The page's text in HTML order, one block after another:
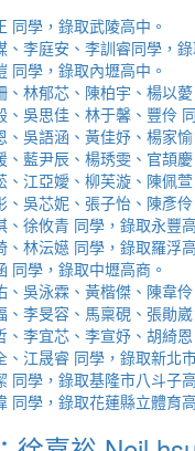
同學，錄取武陵高中。
李庭安、李訓睿同學，
同學，錄取內壢高中。
林郁芯、陳柏宇、楊以
吳思佳、林于馨、豐伶
吳語涵、黃佳妤、楊家
藍尹辰、楊琇雯、官頡
江亞嬡、柳芙漩、陳佩
吳芯妮、張子怡、陳彥
徐攸青 同學，錄取永豐
林沄嬨 同學，錄取羅浮
同學，錄取中壢高商。
吳泳霖、黃楷傑、陳韋
李旻容、馬稟硯、張勛
李宜芯、李宣妤、胡綺
江晟睿 同學，錄取新北
同學，錄取基隆市八斗子
同學，錄取花蓮縣立體育